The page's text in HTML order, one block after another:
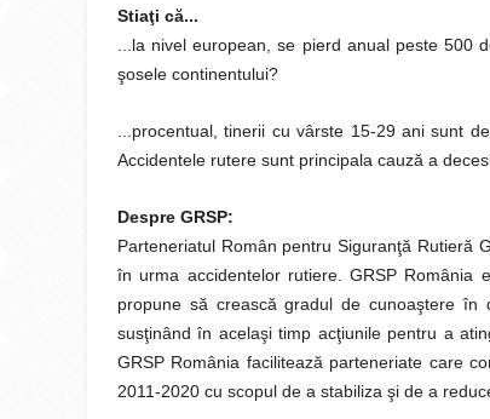
Stiaţi că...
...la nivel european, se pierd anual peste
şosele continentului?
...procentual, tinerii cu vârste 15-29 ani sunt
Accidentele rutere sunt principala cauză a
Despre GRSP:
Parteneriatul Român pentru Siguranţă Rutieră
în urma accidentelor rutiere. GRSP România
propune să crească gradul de cunoaştere în
susţinând în acelaşi timp acţiunile pentru a
GRSP România facilitează parteneriate care
2011-2020 cu scopul de a stabiliza şi de a